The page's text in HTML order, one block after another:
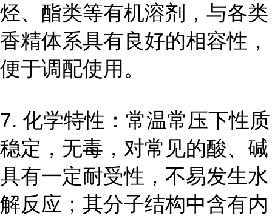
烃、酯类等有机溶剂，与各类
香精体系具有良好的相容性，
便于调配使用。
7. 化学特性：常温常压下性质
稳定，无毒，对常见的酸、碱
具有一定耐受性，不易发生水
解反应；其分子结构中含有内